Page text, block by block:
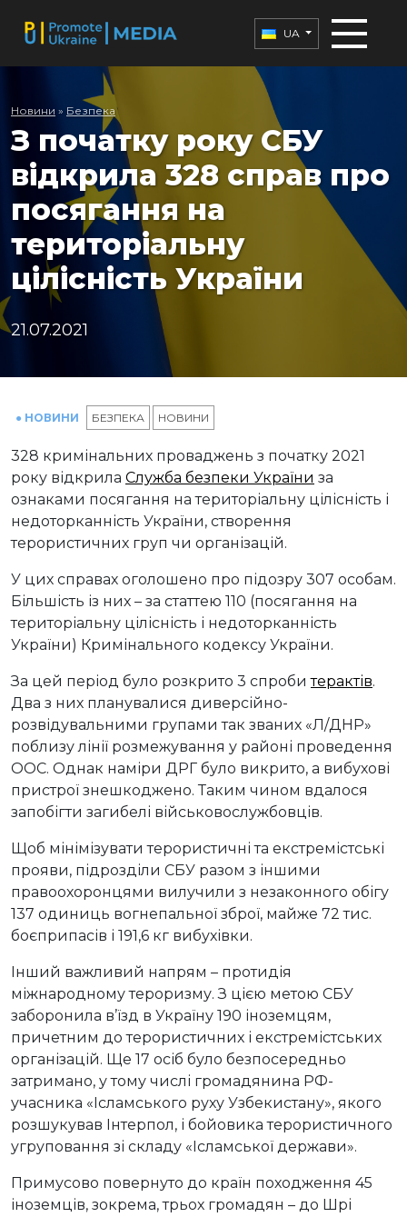
UA
Новини » Безпека
З початку року СБУ
відкрила 328 справ про
посягання на
територіальну
цілісність України
21.07.2021
● НОВИНИ БЕЗПЕКА НОВИНИ
328 кримінальних проваджень з початку 2021
року відкрила Служба безпеки України за
ознаками посягання на територіальну цілісність і
недоторканність України, створення
терористичних груп чи організацій.
У цих справах оголошено про підозру 307 особам.
Більшість із них – за статтею 110 (посягання на
територіальну цілісність і недоторканність
України) Кримінального кодексу України.
За цей період було розкрито 3 спробитерактів.
Два з них планувалися диверсійно-
розвідувальними групами так званих «Л/ДНР»
поблизу лінії розмежування у районі проведення
ООС. Однак наміри ДРГ було викрито, а вибухові
пристрої знешкоджено. Таким чином вдалося
запобігти загибелі військовослужбовців.
Щоб мінімізувати терористичні та екстремістські
прояви, підрозділи СБУ разом з іншими
правоохоронцями вилучили з незаконного обігу
137 одиниць вогнепальної зброї, майже 72 тис.
боєприпасів і 191,6 кг вибухівки.
Інший важливий напрям – протидія
міжнародному тероризму. З цією метою СБУ
заборонила в’їзд в Україну 190 іноземцям,
причетним до терористичних і екстремістських
організацій. Ще 17 осіб було безпосередньо
затримано, у тому числі громадянина РФ-
учасника «Ісламського руху Узбекистану», якого
розшукував Інтерпол, і бойовика терористичного
угруповання зі складу «Ісламської держави».
Примусово повернуто до країн походження 45
іноземців, зокрема, трьох громадян – до Шрі